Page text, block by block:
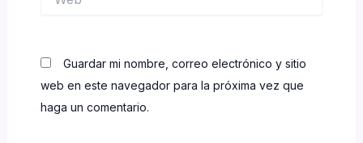
Guardar mi nombre, correo electrónico y sitio
web en este navegador para la próxima vez que
haga un comentario.